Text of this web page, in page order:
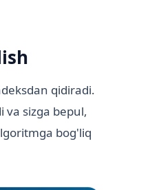
qidiradi.
va sizga bepul,
bog'liq